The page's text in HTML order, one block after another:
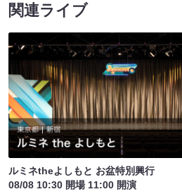
関連ライブ
ルミネtheよしもと お盆特別興行
08/08 10:30 開場 11:00 開演